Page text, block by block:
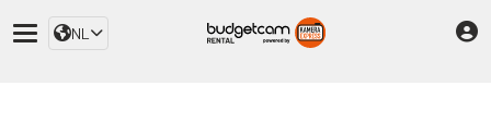
NL